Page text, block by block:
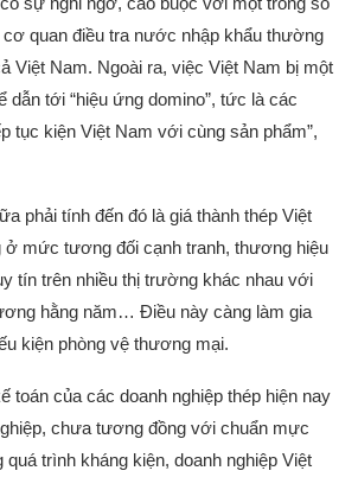
quan điều tra nước nhập khẩu thường
Việt Nam. Ngoài ra, việc Việt Nam bị một
dẫn tới “hiệu ứng domino”, tức là các
tục kiện Việt Nam với cùng sản phẩm”,
phải tính đến đó là giá thành thép Việt
ở mức tương đối cạnh tranh, thương hiệu
tín trên nhiều thị trường khác nhau với
hằng năm… Điều này càng làm gia
kiện phòng vệ thương mại.
toán của các doanh nghiệp thép hiện nay
chưa tương đồng với chuẩn mực
quá trình kháng kiện, doanh nghiệp Việt